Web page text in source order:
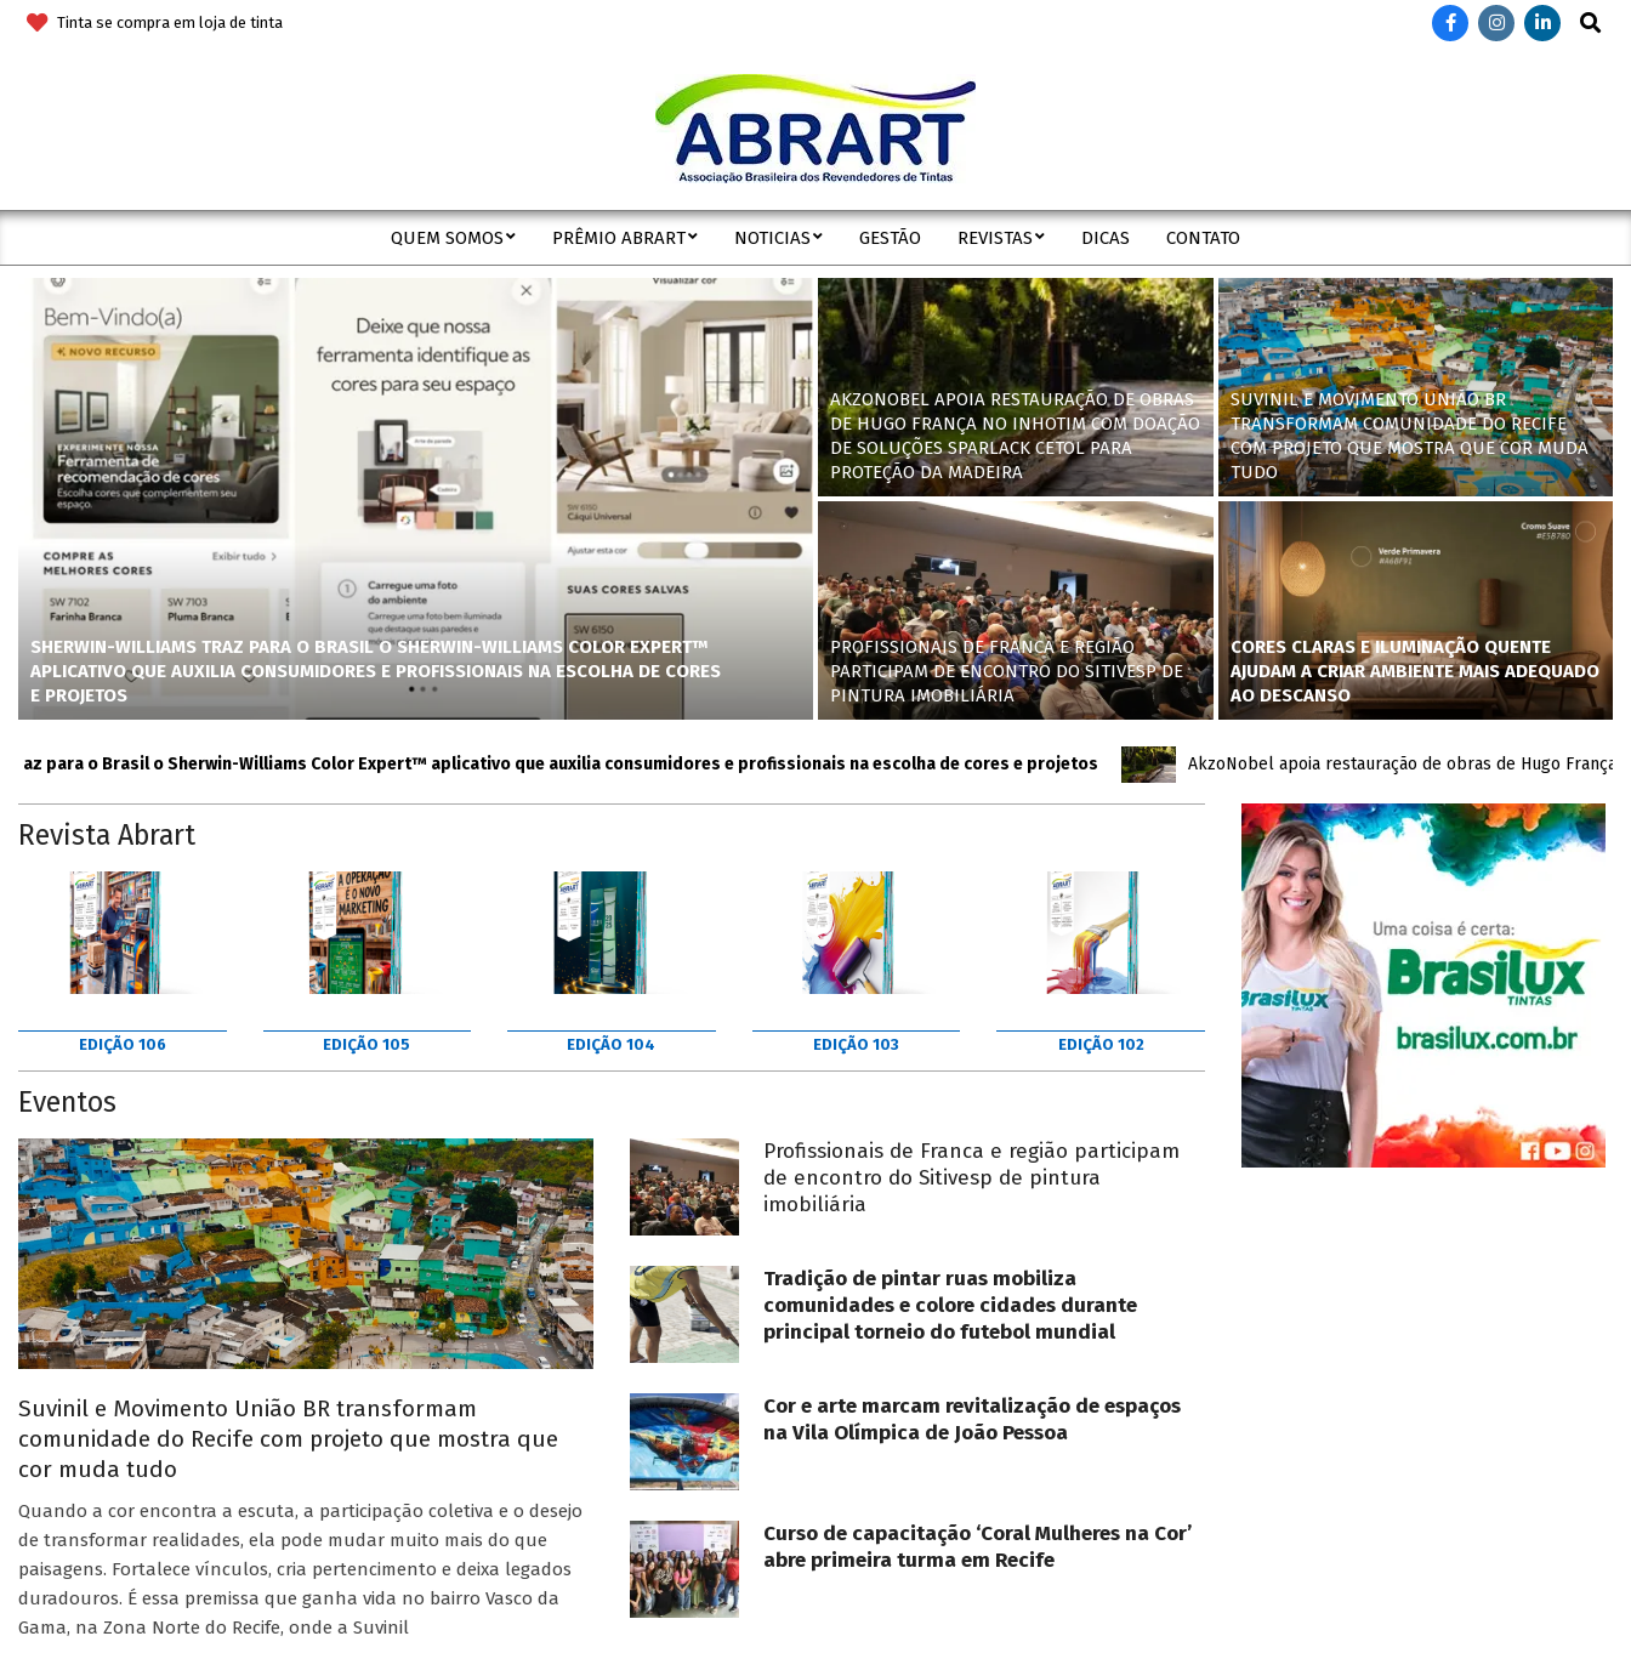
Skip
Tinta se compra em loja de tinta
Search
ABRART
Secondary
Navigation
Menu
QUEM SOMOS PRÊMIO ABRART NOTICIAS GESTÃO REVISTAS DICAS CONTATO
SHERWIN-WILLIAMS TRAZ PARA O BRASIL O SHERWIN-WILLIAMS COLOR EXPERT™
APLICATIVO QUE AUXILIA CONSUMIDORES E PROFISSIONAIS NA ESCOLHA DE CORES
E PROJETOS
AKZONOBEL APOIA RESTAURAÇÃO DE OBRAS
DE HUGO FRANÇA NO INHOTIM COM DOAÇÃO
DE SOLUÇÕES SPARLACK CETOL PARA
PROTEÇÃO DA MADEIRA
SUVINIL E MOVIMENTO UNIÃO BR
TRANSFORMAM COMUNIDADE DO RECIFE
COM PROJETO QUE MOSTRA QUE COR MUDA
TUDO
PROFISSIONAIS DE FRANCA E REGIÃO
PARTICIPAM DE ENCONTRO DO SITIVESP DE
PINTURA IMOBILIÁRIA
CORES CLARAS E ILUMINAÇÃO QUENTE
AJUDAM A CRIAR AMBIENTE MAIS ADEQUADO
AO DESCANSO
o Brasil o Sherwin-Williams Color Expert™ aplicativo que auxilia consumidores e profissionais na escolha de cores e projetos AkzoNobel apoia restauração de obras de Hugo França no
Revista Abrart
EDIÇÃO 106 EDIÇÃO 105 EDIÇÃO 104 EDIÇÃO 103 EDIÇÃO 102
Eventos
Suvinil e Movimento União BR transformam
comunidade do Recife com projeto que mostra que
cor muda tudo
Quando a cor encontra a escuta, a participação coletiva e o desejo
de transformar realidades, ela pode mudar muito mais do que
paisagens. Fortalece vínculos, cria pertencimento e deixa legados
duradouros. É essa premissa que ganha vida no bairro Vasco da
Gama, na Zona Norte do Recife, onde a Suvinil
Profissionais de Franca e região participam
de encontro do Sitivesp de pintura
imobiliária
Tradição de pintar ruas mobiliza
comunidades e colore cidades durante
principal torneio do futebol mundial
Cor e arte marcam revitalização de espaços
na Vila Olímpica de João Pessoa
Curso de capacitação ‘Coral Mulheres na Cor’
abre primeira turma em Recife